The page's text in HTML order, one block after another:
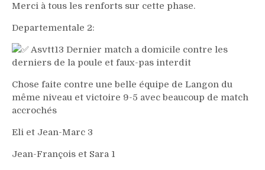
Merci à tous les renforts sur cette phase.
Departementale 2:
Asvtt13 Dernier match a domicile contre les
derniers de la poule et faux-pas interdit
Chose faite contre une belle équipe de Langon du
même niveau et victoire 9-5 avec beaucoup de match
accrochés
Eli et Jean-Marc 3
Jean-François et Sara 1